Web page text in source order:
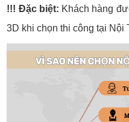
!!! Đặc biệt: Khách hàng
3D khi chọn thi công tại Nội